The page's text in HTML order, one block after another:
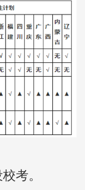
考。